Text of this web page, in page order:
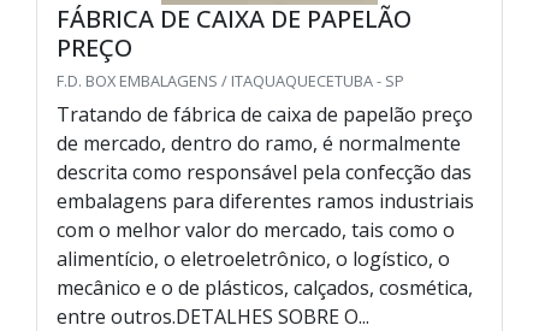
FÁBRICA DE CAIXA DE PAPELÃO
PREÇO
F.D. BOX EMBALAGENS / ITAQUAQUECETUBA - SP
Tratando de fábrica de caixa de papelão preço
de mercado, dentro do ramo, é normalmente
descrita como responsável pela confecção das
embalagens para diferentes ramos industriais
com o melhor valor do mercado, tais como o
alimentício, o eletroeletrônico, o logístico, o
mecânico e o de plásticos, calçados, cosmética,
entre outros.DETALHES SOBRE O...